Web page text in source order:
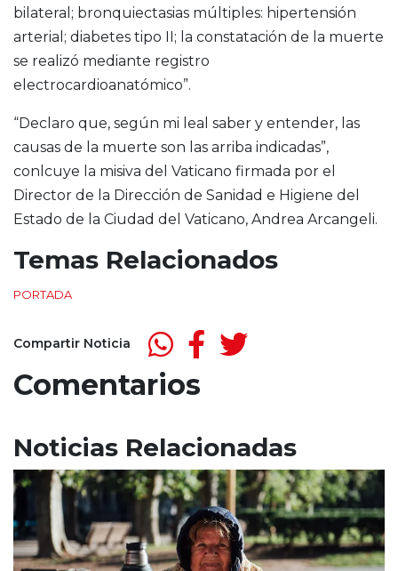
bilateral; bronquiectasias múltiples: hipertensión
arterial; diabetes tipo II; la constatación de la muerte
se realizó mediante registro
electrocardioanatómico”.
“Declaro que, según mi leal saber y entender, las
causas de la muerte son las arriba indicadas”,
conlcuye la misiva del Vaticano firmada por el
Director de la Dirección de Sanidad e Higiene del
Estado de la Ciudad del Vaticano, Andrea Arcangeli.
Temas Relacionados
PORTADA
Compartir Noticia
Comentarios
Noticias Relacionadas